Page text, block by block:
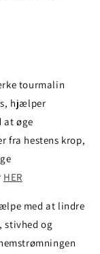
tourmalin
hjælper
at øge
fra hestens krop,
HER
med at lindre
stivhed og